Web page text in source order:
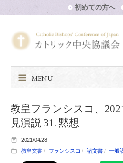
初めての方へ
MENU
教皇フランシスコ、
見演説 31. 黙想
2021/04/28
教皇文書
フランシスコ 諸文書 一般